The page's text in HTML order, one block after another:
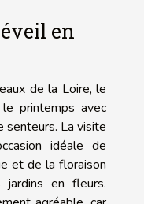
en
de la Loire, le
printemps avec
senteurs. La visite
idéale de
et de la floraison
jardins en fleurs.